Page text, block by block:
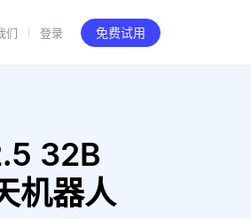
们 登录 免费试用
32B
机器人